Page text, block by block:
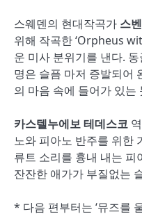
스웨덴의 현대작곡가 스
위해 작곡한 ‘Orpheus
운 미사 분위기를 낸다.
명은 슬픔 마저 증발되어
의 마음 속에 들어가 있는
카스텔누에보 테데스코
노와 피아노 반주를 위한
류트 소리를 흉내 내는 피
잔잔한 애가가 부질없는
* 다음 편부터는 ‘뮤즈를